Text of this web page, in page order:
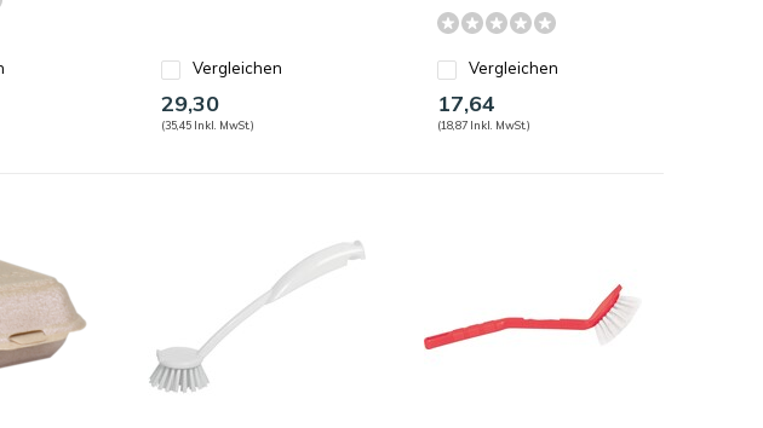
Vergleichen
29,30
(35,45 Inkl. MwSt.)
Vergleichen
17,64
(18,87 Inkl. MwSt.)